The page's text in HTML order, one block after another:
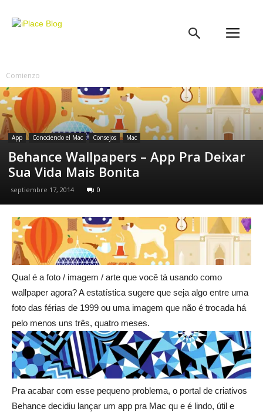
Comienzo
App Conociendo el Mac Consejos Mac
Behance Wallpapers – App Pra Deixar
Sua Vida Mais Bonita
septiembre 17, 2014 0
Qual é a foto / imagem / arte que você tá usando como
wallpaper agora? A estatística sugere que seja algo entre uma
foto das férias de 1999 ou uma imagem que não é trocada há
pelo menos uns três, quatro meses.
Pra acabar com esse pequeno problema, o portal de criativos
Behance decidiu lançar um app pra Mac qu e é lindo, útil e